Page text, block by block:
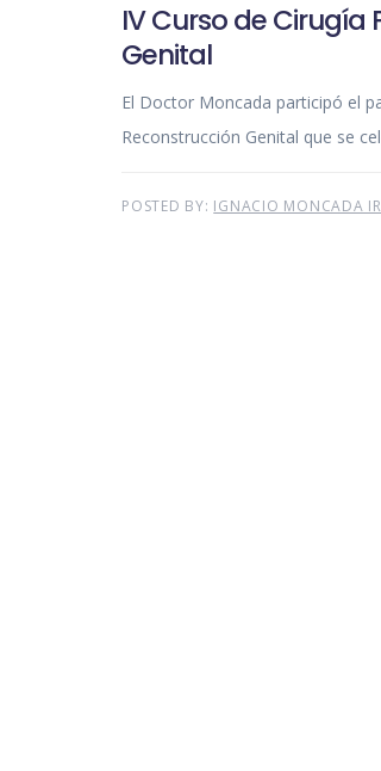
IV Curso de
Genital
El Doctor Moncada participó el
Reconstrucción Genital que se
POSTED BY: IGNACIO MONCADA